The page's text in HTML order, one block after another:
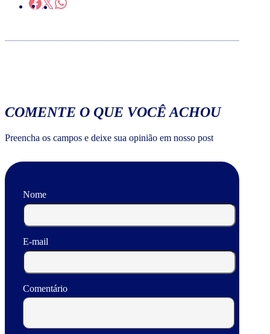
COMENTE O QUE VOCÊ ACHOU
Preencha os campos e deixe sua opinião em nosso post
Nome
E-mail
Comentário